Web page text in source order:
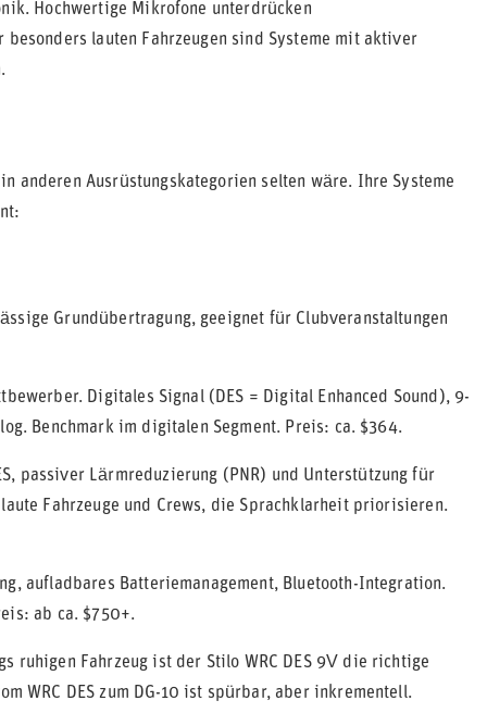
Hochwertige Mikrofone unterdrücken
lauten Fahrzeugen sind Systeme mit aktiver
anderen Ausrüstungskategorien selten wäre. Ihre Systeme
Grundübertragung, geeignet für Clubveranstaltungen
Digitales Signal (DES = Digital Enhanced Sound), 9-
Benchmark im digitalen Segment. Preis: ca. $364.
passiver Lärmreduzierung (PNR) und Unterstützung für
Fahrzeuge und Crews, die Sprachklarheit priorisieren.
aufladbares Batteriemanagement, Bluetooth-Integration.
ab ca. $750+.
ruhigen Fahrzeug ist der Stilo WRC DES 9V die richtige
WRC DES zum DG-10 ist spürbar, aber inkrementell.